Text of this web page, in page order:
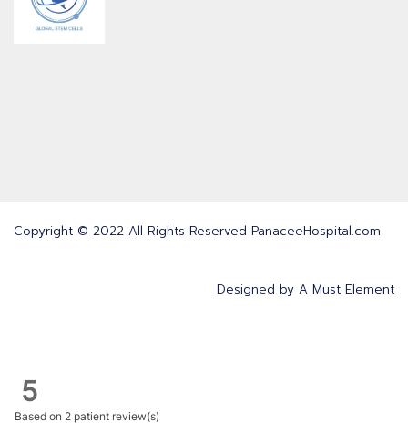
Copyright © 2022 All Rights Reserved PanaceeHospital.com
Designed by A Must Element
5
Based on 2 patient review(s)